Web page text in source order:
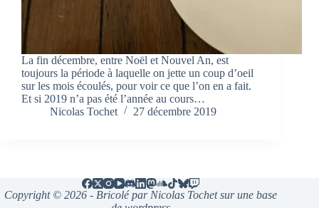
La fin décembre, entre Noël et Nouvel An, est
toujours la période à laquelle on jette un coup d’oeil
sur les mois écoulés, pour voir ce que l’on en a fait.
Et si 2019 n’a pas été l’année au cours…
Nicolas Tochet
27 décembre 2019
Copyright © 2026 - Bricolé par Nicolas Tochet sur une base